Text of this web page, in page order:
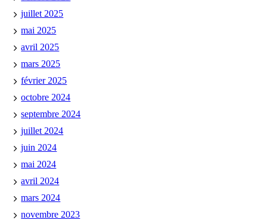
juillet 2025
mai 2025
avril 2025
mars 2025
février 2025
octobre 2024
septembre 2024
juillet 2024
juin 2024
mai 2024
avril 2024
mars 2024
novembre 2023